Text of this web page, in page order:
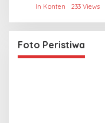
In Konten 233 Views
Foto Peristiwa